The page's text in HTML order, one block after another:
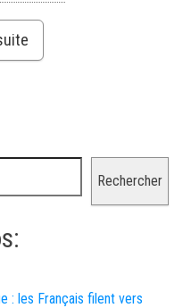
Rechercher
: les Français filent vers